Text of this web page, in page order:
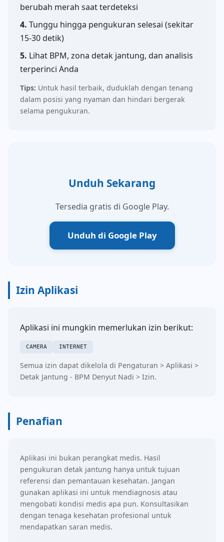
berubah merah saat terdeteksi
4. Tunggu hingga pengukuran selesai (sekitar
15-30 detik)
5. Lihat BPM, zona detak jantung, dan analisis
terperinci Anda
Tips: Untuk hasil terbaik, duduklah dengan tenang
dalam posisi yang nyaman dan hindari bergerak
selama pengukuran.
Unduh Sekarang
Tersedia gratis di Google Play.
Unduh di Google Play
Izin Aplikasi
Aplikasi ini mungkin memerlukan izin berikut:
CAMERA INTERNET
Semua izin dapat dikelola di Pengaturan > Aplikasi >
Detak Jantung - BPM Denyut Nadi > Izin.
Penafian
Aplikasi ini bukan perangkat medis. Hasil
pengukuran detak jantung hanya untuk tujuan
referensi dan pemantauan kesehatan. Jangan
gunakan aplikasi ini untuk mendiagnosis atau
mengobati kondisi medis apa pun. Konsultasikan
dengan tenaga kesehatan profesional untuk
mendapatkan saran medis.